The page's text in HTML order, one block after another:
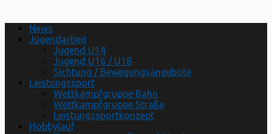
News
Jugendarbeit
Jugend U14
Jugend U16 / U18
Sichtung / Bewegungsangebote
Leistungssport
Wettkampfgruppe Bahn
Wettkampfgruppe Straße
Leistungssportkonzept
Hobbylauf